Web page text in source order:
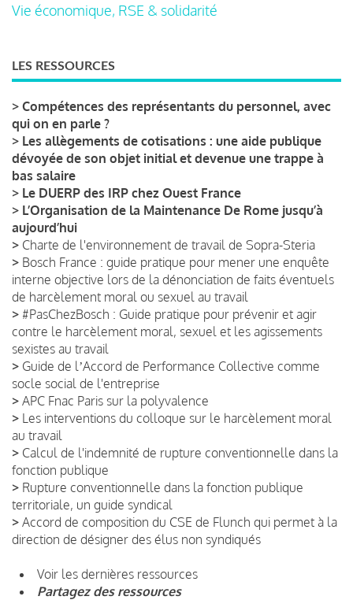
Vie économique, RSE & solidarité
LES RESSOURCES
> Compétences des représentants du personnel, avec
qui on en parle ?
> Les allègements de cotisations : une aide publique
dévoyée de son objet initial et devenue une trappe à
bas salaire
> Le DUERP des IRP chez Ouest France
> L’Organisation de la Maintenance De Rome jusqu’à
aujourd’hui
> Charte de l'environnement de travail de Sopra-Steria
> Bosch France : guide pratique pour mener une enquête
interne objective lors de la dénonciation de faits éventuels
de harcèlement moral ou sexuel au travail
> #PasChezBosch : Guide pratique pour prévenir et agir
contre le harcèlement moral, sexuel et les agissements
sexistes au travail
> Guide de lʼAccord de Performance Collective comme
socle social de l'entreprise
> APC Fnac Paris sur la polyvalence
> Les interventions du colloque sur le harcèlement moral
au travail
> Calcul de l'indemnité de rupture conventionnelle dans la
fonction publique
> Rupture conventionnelle dans la fonction publique
territoriale, un guide syndical
> Accord de composition du CSE de Flunch qui permet à la
direction de désigner des élus non syndiqués
Voir les dernières ressources
Partagez des ressources